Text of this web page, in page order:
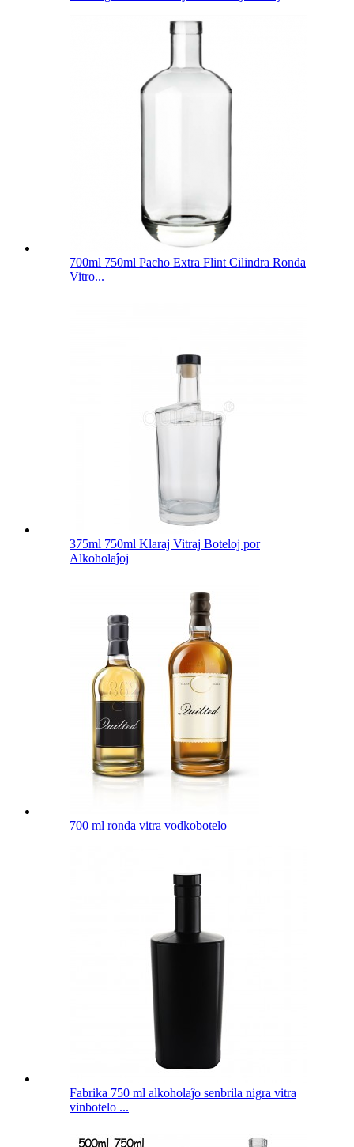
700ml 750ml Pacho Extra Flint Cilindra Ronda
Vitro...
375ml 750ml Klaraj Vitraj Boteloj por
Alkoholaĵoj
700 ml ronda vitra vodkobotelo
Fabrika 750 ml alkoholaĵo senbrila nigra vitra
vinbotelo ...